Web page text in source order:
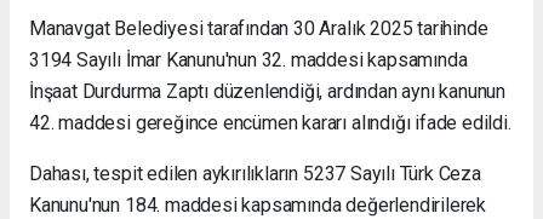
Manavgat Belediyesi tarafından 30 Aralık 2025 tarihinde
3194 Sayılı İmar Kanunu'nun 32. maddesi kapsamında
İnşaat Durdurma Zaptı düzenlendiği, ardından aynı kanunun
42. maddesi gereğince encümen kararı alındığı ifade edildi.
Dahası, tespit edilen aykırılıkların 5237 Sayılı Türk Ceza
Kanunu'nun 184. maddesi kapsamında değerlendirilerek